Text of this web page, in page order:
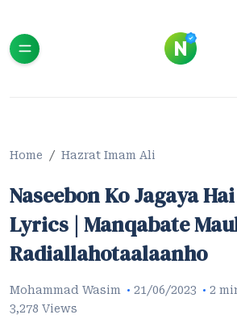
Home Hazrat Imam Ali
Naseebon Ko Jagaya
Lyrics | Manqabate
Radiallahotaalaanho
Mohammad Wasim 21/06/2023
2
3,278 Views